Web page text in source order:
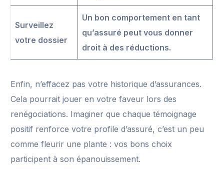
Surveillez
votre dossier
Un bon comportement en tant
qu’assuré peut vous donner
droit à des réductions.
Enfin, n’effacez pas votre historique d’assurances.
Cela pourrait jouer en votre faveur lors des
renégociations. Imaginer que chaque témoignage
positif renforce votre profile d’assuré, c’est un peu
comme fleurir une plante : vos bons choix
participent à son épanouissement.